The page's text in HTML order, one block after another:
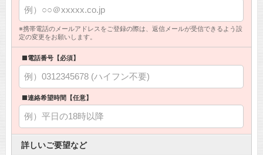
※携帯電話のメールアドレスをご登録の際は、返信メールが受信できるよう設
定の変更をお願いします。
■電話番号【必須】
■連絡希望時間【任意】
詳しいご要望など